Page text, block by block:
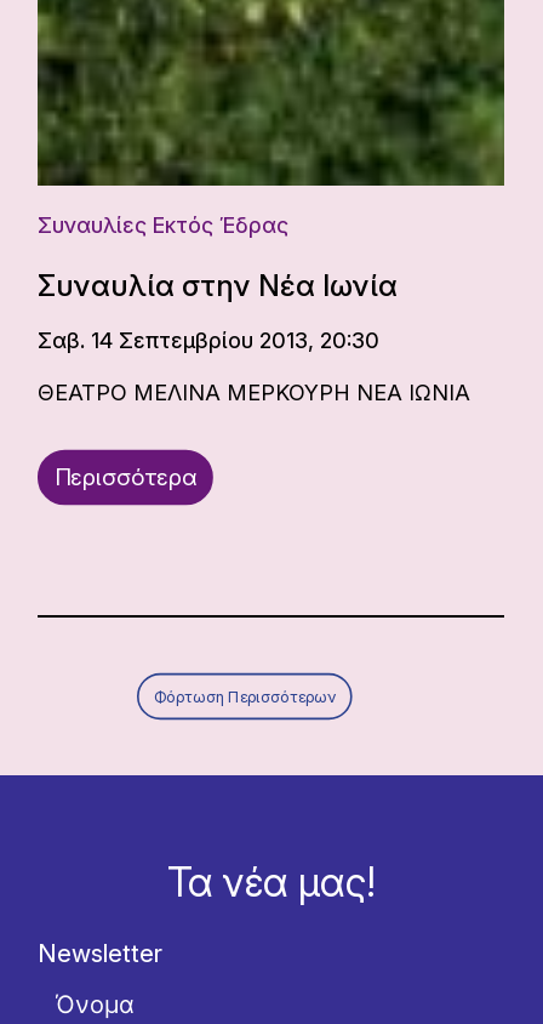
Συναυλίες Εκτός Έδρας
Συναυλία στην Νέα Ιωνία
Σαβ. 14 Σεπτεμβρίου 2013, 20:30
ΘΕΑΤΡΟ ΜΕΛΙΝΑ ΜΕΡΚΟΥΡΗ ΝΕΑ ΙΩΝΙΑ
Περισσότερα
Φόρτωση Περισσότερων
Τα νέα μας!
Newsletter